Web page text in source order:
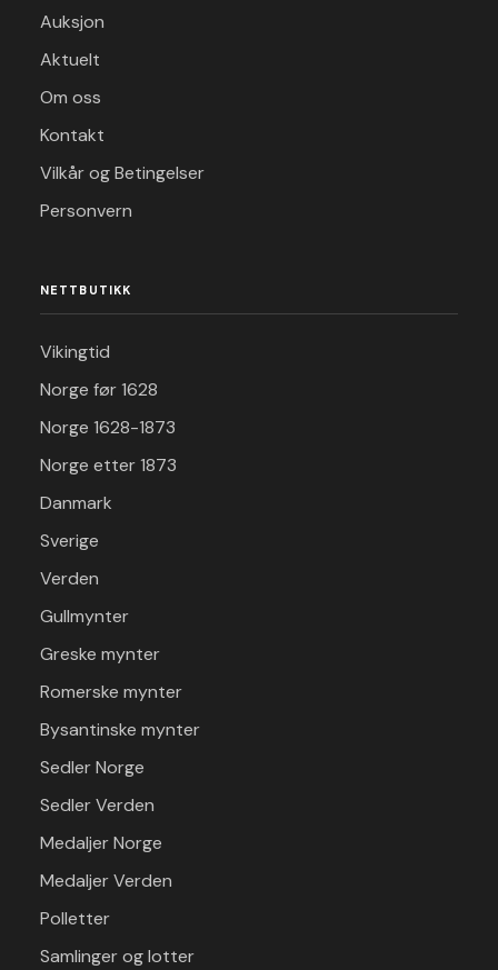
Auksjon
Aktuelt
Om oss
Kontakt
Vilkår og Betingelser
Personvern
NETTBUTIKK
Vikingtid
Norge før 1628
Norge 1628-1873
Norge etter 1873
Danmark
Sverige
Verden
Gullmynter
Greske mynter
Romerske mynter
Bysantinske mynter
Sedler Norge
Sedler Verden
Medaljer Norge
Medaljer Verden
Polletter
Samlinger og lotter